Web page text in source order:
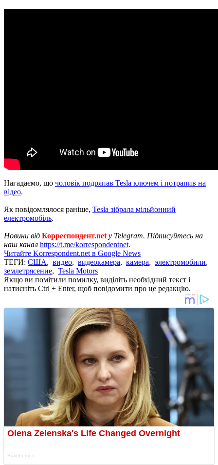
Нагадаємо, що чоловік подряпав Tesla ключем і потрапив на
відео.
Як повідомлялося раніше, Tesla зібрала мільйонний
електромобіль.
Новини від Корреспондент.net у Telegram. Підписуйтесь на
наш канал https://t.me/korrespondentnet.
Читайте Korrespondent.net в Google News
ТЕГИ: США, видео, видеокамера, камера, электромобили,
землетрясение, Tesla Motors
Якщо ви помітили помилку, виділіть необхідний текст і
натисніть Ctrl + Enter, щоб повідомити про це редакцію.